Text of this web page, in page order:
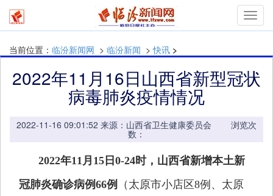
当前位置： 临汾新闻网 > 临汾新闻 >快讯 >
2022年11月16日山西省新型冠状
病毒肺炎疫情情况
2022-11-16 09:01:52 来源：山西省卫生健康委员会 浏览次
数：
2022年11月15日0-24时，山西省新增本土新
冠肺炎确诊病例66例
（太原市小店区8例、太原